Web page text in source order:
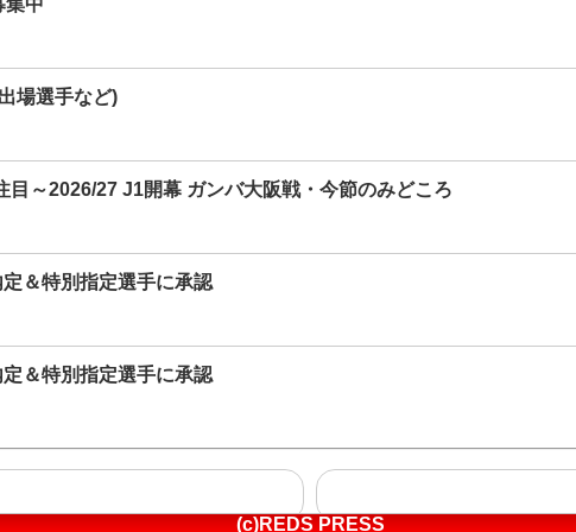
集中
場選手など)
～2026/27 J1開幕 ガンバ大阪戦・今節のみどころ
＆特別指定選手に承認
＆特別指定選手に承認
(c)REDS PRESS